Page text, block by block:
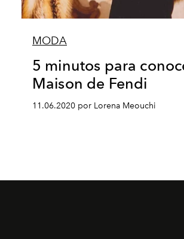
MODA
5 minutos para
Maison de Fendi
11.06.2020 por Lorena Meouchi